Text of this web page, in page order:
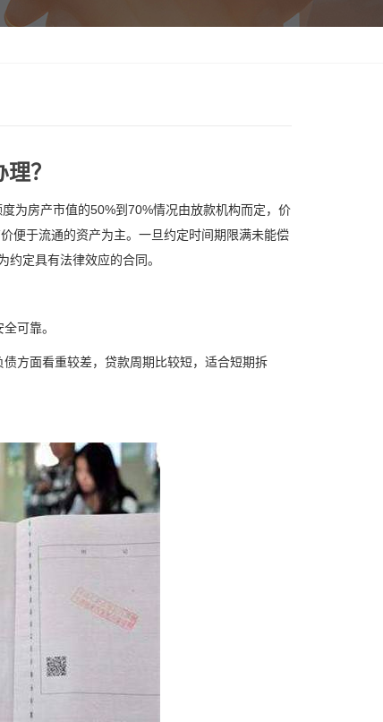
？
为房产市值的50%到70%情况由放款机构而定，价
便于流通的资产为主。一旦约定时间期限满未能偿
定具有法律效应的合同。
可靠。
方面看重较差，贷款周期比较短，适合短期拆